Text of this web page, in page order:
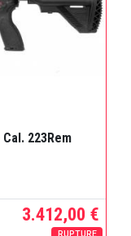
223Rem
3.412,00 €
RUPTURE